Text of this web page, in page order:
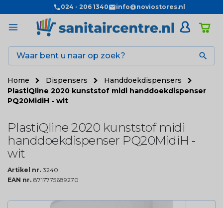
024 - 206 1340 info@noviostores.nl

Home Dispensers
Handdoekdispensers
PlastiQline 2020 kunststof midi handdoekdispenser
PQ20MidiH - wit
PlastiQline 2020 kunststof midi
handdoekdispenser PQ20MidiH -
wit
Artikel nr. 3240
EAN nr. 8717775689270